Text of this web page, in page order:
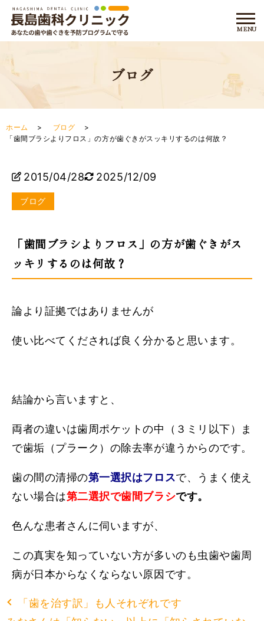
ブログ
ホーム
ブログ
「歯間ブラシよりフロス」の方が歯ぐきがスッキリするのは何故？
2015/04/28 2025/12/09
ブログ
「歯間ブラシよりフロス」の方が歯ぐきがス
ッキリするのは何故？
論より証拠ではありませんが
使い比べてくだされば良く分かると思います。
結論から言いますと、
両者の違いは歯周ポケットの中（３ミリ以下）ま
で歯垢（プラーク）の除去率が違うからのです。
歯の間の清掃の第一選択はフロスで、うまく使え
ない場合は第二選択で歯間ブラシです。
色んな患者さんに伺いますが、
この真実を知っていない方が多いのも虫歯や歯周
病が日本からなくならない原因です。
「歯を治す訳」も人それぞれです